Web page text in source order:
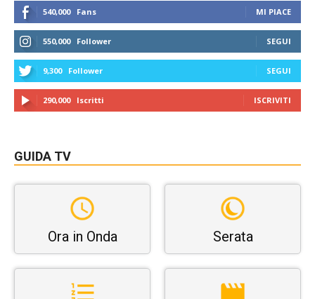
540,000 Fans MI PIACE
550,000 Follower SEGUI
9,300 Follower SEGUI
290,000 Iscritti ISCRIVITI
GUIDA TV
Ora in Onda Serata